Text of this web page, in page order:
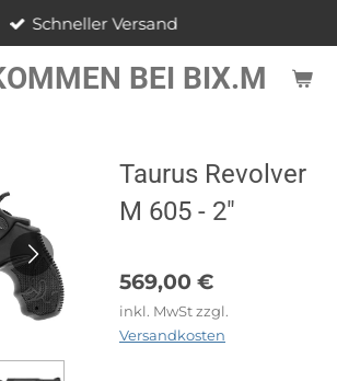
BEI BIX.M
Schneller Versand
Taurus Revolver
M 605 - 2"
569,00 €
inkl. MwSt zzgl.
Versandkosten